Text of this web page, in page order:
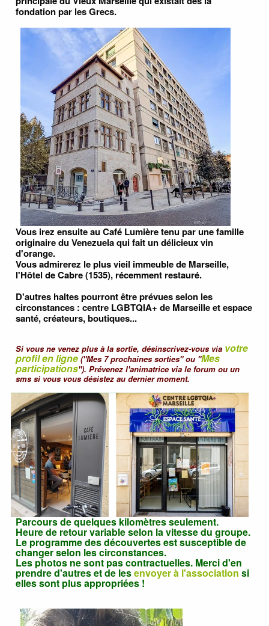
fondation par les Grecs.
Vous irez ensuite au Café Lumière tenu par une famille
originaire du Venezuela qui fait un délicieux vin
d'orange.
Vous admirerez le plus vieil immeuble de Marseille,
l'Hôtel de Cabre (1535), récemment restauré.
D'autres haltes pourront être prévues selon les
circonstances : centre LGBTQIA+ de Marseille et espace
santé, créateurs, boutiques...
Si vous ne venez plus à la sortie, désinscrivez-vous via votre
profil en ligne ("Mes 7 prochaines sorties" ou "Mes
participations"). Prévenez l'animatrice via le forum ou un
sms si vous vous désistez au dernier moment.
Parcours de quelques kilomètres seulement.
Heure de retour variable selon la vitesse du groupe.
Le programme des découvertes est susceptible de
changer selon les circonstances.
Les photos ne sont pas contractuelles. Merci d'en
prendre d'autres et de lesenvoyer à l'association si
elles sont plus appropriées !